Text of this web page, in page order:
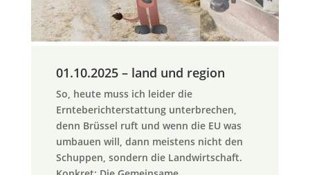
01.10.2025 – land und region
So, heute muss ich leider die
Ernteberichterstattung unterbrechen,
denn Brüssel ruft und wenn die EU was
umbauen will, dann meistens nicht den
Schuppen, sondern die Landwirtschaft.